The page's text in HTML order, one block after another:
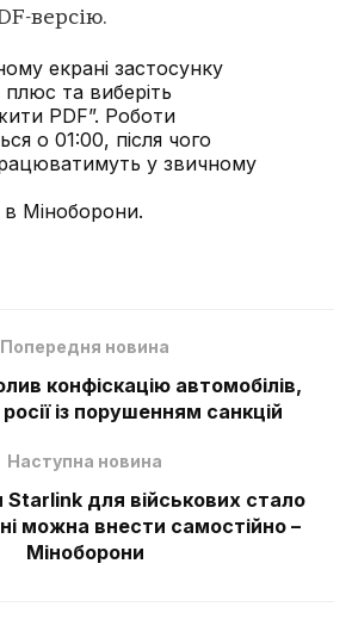
версію.
екрані застосунку
плюс та виберіть
PDF”. Роботи
о 01:00, після чого
у звичному
в Міноборони.
Попередня новина
конфіскацію автомобілів,
із порушенням санкцій
Наступна новина
Starlink для військових стало
можна внести самостійно –
Міноборони